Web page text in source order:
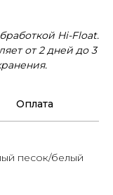
Hi-Float.
от 2 дней до 3
Оплата
песок/белый